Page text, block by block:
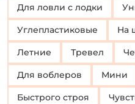
Для ловли с лодки
Углепластиковые
Летние Тревел
Для воблеров Мини
Быстрого строя